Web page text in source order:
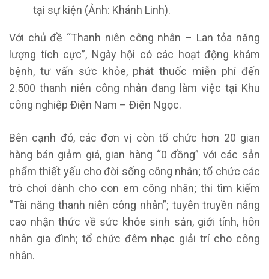
tại sự kiện (Ảnh: Khánh Linh).
Với chủ đề “Thanh niên công nhân – Lan tỏa năng
lượng tích cực”, Ngày hội có các hoạt động khám
bệnh, tư vấn sức khỏe, phát thuốc miễn phí đến
2.500 thanh niên công nhân đang làm việc tại Khu
công nghiệp Điện Nam – Điện Ngọc.
Bên cạnh đó, các đơn vị còn tổ chức hơn 20 gian
hàng bán giảm giá, gian hàng “0 đồng” với các sản
phẩm thiết yếu cho đời sống công nhân; tổ chức các
trò chơi dành cho con em công nhân; thi tìm kiếm
“Tài năng thanh niên công nhân”; tuyên truyền nâng
cao nhận thức về sức khỏe sinh sản, giới tính, hôn
nhân gia đình; tổ chức đêm nhạc giải trí cho công
nhân.